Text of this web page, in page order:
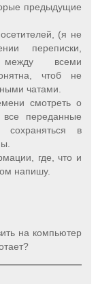
предыдущие
(я не
переписки,
между всеми
чтоб не
чатами.
смотреть о
переданные
в
где, что и
напишу.
на компьютер